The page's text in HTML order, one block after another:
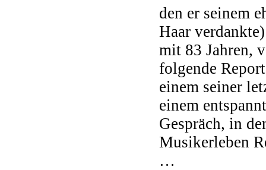
den er seinem
Haar
mit 83 Jahren,
folgende
einem seiner
einem
Gespräch, in
Musikerleben
…